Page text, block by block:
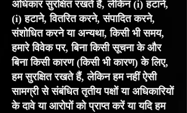
अधिकार सुरक्षित रखते हैं, लेकिन (i) हटाने,
(i) हटाने, वितरित करने, संपादित करने,
संशोधित करने या अन्यथा, किसी भी समय,
हमारे विवेक पर, बिना किसी सूचना के और
बिना किसी कारण (किसी भी कारण) के लिए,
हम सुरक्षित रखते हैं, लेकिन हम नहीं ऐसी
सामग्री से संबंधित तृतीय पक्षों या अधिकारियों
के दावे या आरोपों को प्राप्त करें या यदि हम